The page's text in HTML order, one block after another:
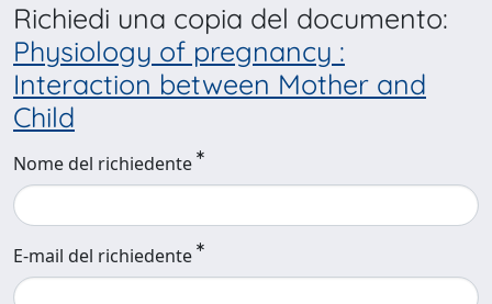
Richiedi una copia del documento:
Physiology of pregnancy :
Interaction between Mother and
Child
Nome del richiedente
E-mail del richiedente